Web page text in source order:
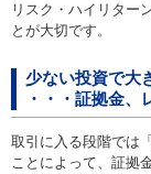
個人会員の皆様へ
日本FP協会につい
パーソナルファイ
リスク・ハイリター
とが大切です。
少ない投資で大
・・・証拠金、
取引に入る段階では
ことによって、証拠